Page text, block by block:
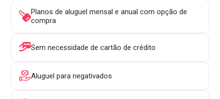
Planos de aluguel mensal e anual com opção de
compra
Sem necessidade de cartão de crédito
Aluguel para negativados